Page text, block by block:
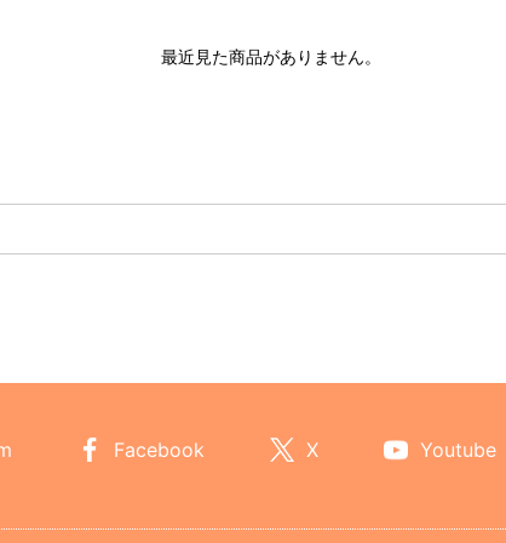
最近見た商品がありません。
Facebook X Youtube